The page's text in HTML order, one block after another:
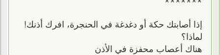
إذا أصابتك حكة أو دغدغة في الحنجرة، افرك أذنك!
لماذا؟
هناك أعصاب محفزة في الأذن